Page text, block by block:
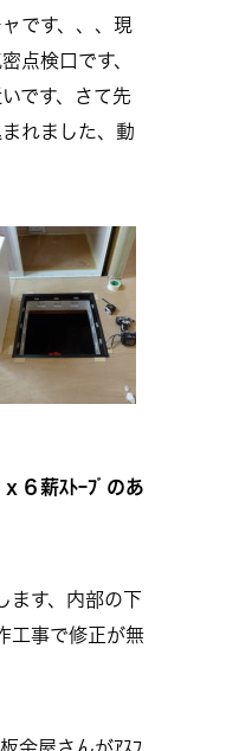
です、、、現
点検口です、
です、さて先
れました、動
６薪ｽﾄｰﾌﾞのあ
ます、内部の下
工事で修正が無